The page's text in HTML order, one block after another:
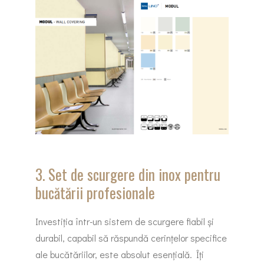
3. Set de scurgere din inox pentru
bucătării profesionale
Investiția într-un sistem de scurgere fiabil și
durabil, capabil să răspundă cerințelor specifice
ale bucătăriilor, este absolut esențială. Îți